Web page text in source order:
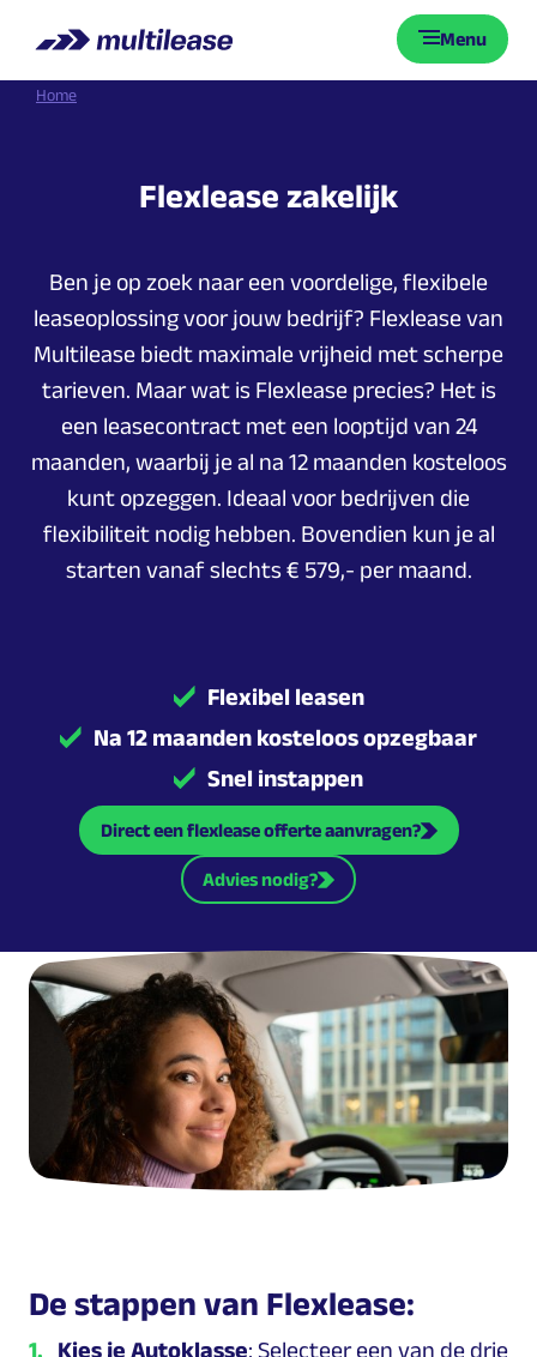
Menu
Home
Flexlease zakelijk
Ben je op zoek naar een voordelige, flexibele
leaseoplossing voor jouw bedrijf? Flexlease van
Multilease biedt maximale vrijheid met scherpe
tarieven. Maar wat is Flexlease precies? Het is
een leasecontract met een looptijd van 24
maanden, waarbij je al na 12 maanden kosteloos
kunt opzeggen. Ideaal voor bedrijven die
flexibiliteit nodig hebben. Bovendien kun je al
starten vanaf slechts € 579,- per maand.
Flexibel leasen
Na 12 maanden kosteloos opzegbaar
Snel instappen
Direct een flexlease offerte aanvragen?
Advies nodig?
De stappen van Flexlease:
Kies je Autoklasse: Selecteer een van de drie